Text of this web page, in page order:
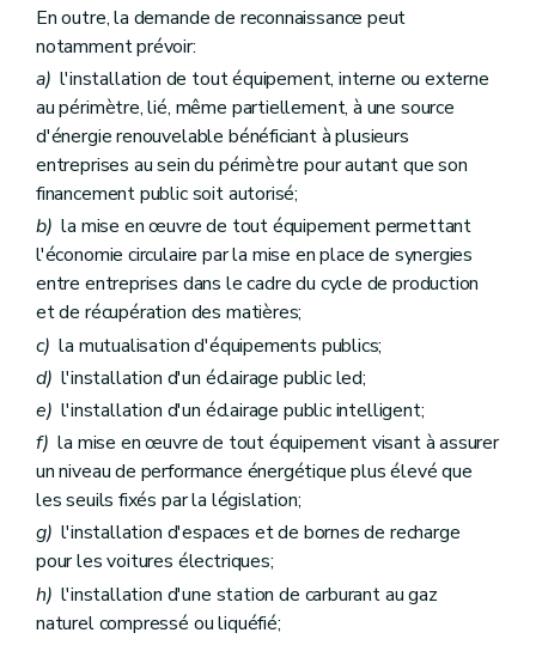
En outre, la demande de reconnaissance peut
notamment prévoir:
a) l'installation de tout équipement, interne ou externe
au périmètre, lié, même partiellement, à une source
d'énergie renouvelable bénéficiant à plusieurs
entreprises au sein du périmètre pour autant que son
financement public soit autorisé;
b) la mise en œuvre de tout équipement permettant
l'économie circulaire par la mise en place de synergies
entre entreprises dans le cadre du cycle de production
et de récupération des matières;
c) la mutualisation d'équipements publics;
d) l'installation d'un éclairage public led;
e) l'installation d'un éclairage public intelligent;
f) la mise en œuvre de tout équipement visant à assurer
un niveau de performance énergétique plus élevé que
les seuils fixés par la législation;
g) l'installation d'espaces et de bornes de recharge
pour les voitures électriques;
h) l'installation d'une station de carburant au gaz
naturel compressé ou liquéfié;